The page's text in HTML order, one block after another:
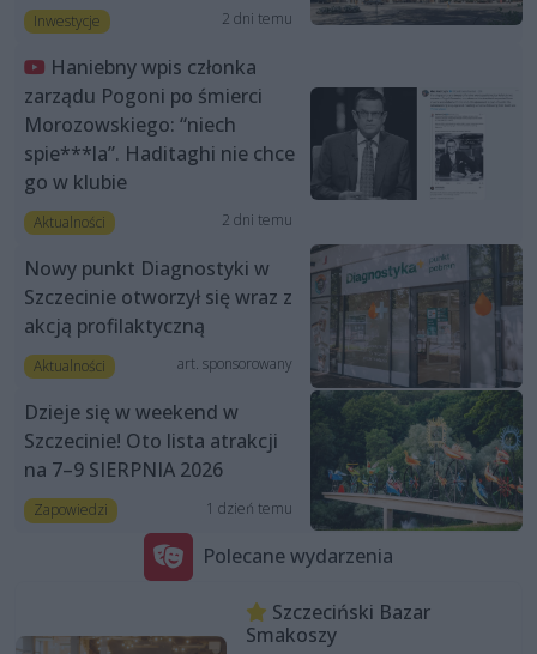
Inwestycje 2 dni temu
Haniebny wpis członka
zarządu Pogoni po śmierci
Morozowskiego: “niech
spie***la”. Haditaghi nie chce
go w klubie
Aktualności 2 dni temu
Nowy punkt Diagnostyki w
Szczecinie otworzył się wraz z
akcją profilaktyczną
Aktualności art. sponsorowany
Dzieje się w weekend w
Szczecinie! Oto lista atrakcji
na 7–9 SIERPNIA 2026
Zapowiedzi 1 dzień temu
Polecane wydarzenia
Szczeciński Bazar
Smakoszy